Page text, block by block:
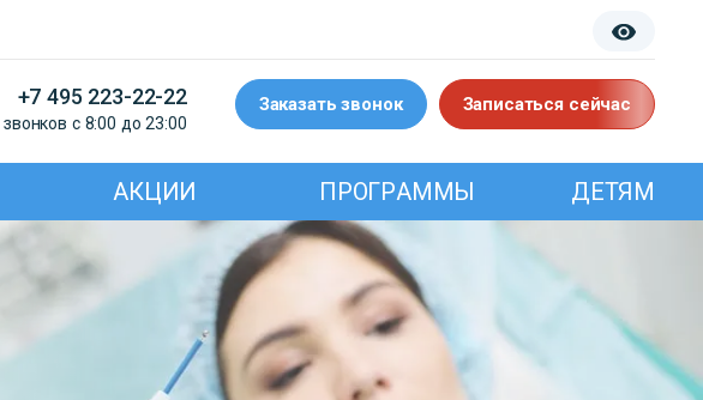
+7 495 223-22-22
с 8:00 до 23:00
Заказать звонок Записаться сейчас
АКЦИИ ПРОГРАММЫ ДЕТЯМ